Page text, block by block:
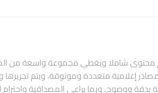
محتوى شاملا ويغطي مجموعة واسعة من
إعلامية متعددة وموثوقة، ويتم